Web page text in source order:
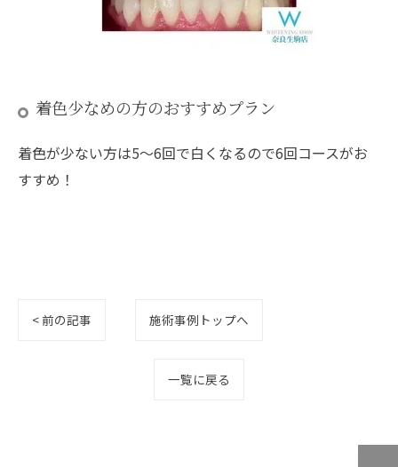
着色少なめの方のおすすめプラン
着色が少ない方は5～6回で白くなるので6回コースがお
すすめ！
< 前の記事 施術事例トップへ
一覧に戻る